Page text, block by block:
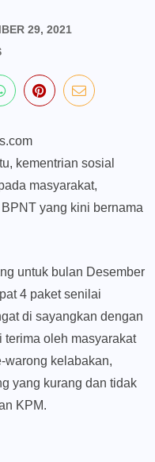
29, 2021
kementrian sosial
masyarakat,
yang kini bernama
untuk bulan Desember
4 paket senilai
di sayangkan dengan
terima oleh masyarakat
warong kelabakan,
yang kurang dan tidak
KPM.